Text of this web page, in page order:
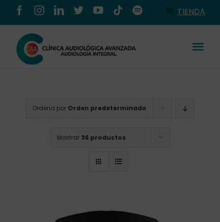
Saltar
contenido
TIENDA
Productos
Ordena por Orden predeterminado
Mostrar 36 productos